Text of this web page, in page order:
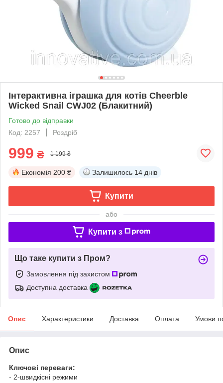
Інтерактивна іграшка для котів Cheerble
Wicked Snail CWJ02 (Блакитний)
Готово до відправки
Код: 2257
Роздріб
999 ₴ 1 199 ₴
Економія 200 ₴ Залишилось 14 днів
Купити
або
Купити з
Що таке купити з Пром?
Замовлення під захистом
Доступна доставка
Опис Характеристики Доставка Оплата Умови
Опис
Ключові переваги:
- 2-швидкісні режими